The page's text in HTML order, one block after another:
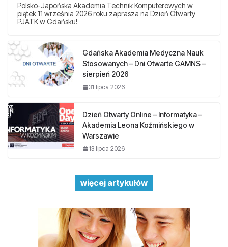
Polsko-Japońska Akademia Technik Komputerowych w
piątek 11 września 2026 roku zaprasza na Dzień Otwarty
PJATK w Gdańsku!
Gdańska Akademia Medyczna Nauk
Stosowanych – Dni Otwarte GAMNS –
sierpień 2026
31 lipca 2026
Dzień Otwarty Online – Informatyka –
Akademia Leona Koźmińskiego w
Warszawie
13 lipca 2026
więcej artykułów